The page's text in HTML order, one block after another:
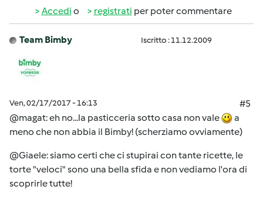
Accedi o registrati per poter commentare
Team Bimby Iscritto : 11.12.2009
Ven, 02/17/2017 - 16:13
#5
@magat: eh no...la pasticceria sotto casa non vale
a
meno che non abbia il Bimby! (scherziamo ovviamente)
@Giaele: siamo certi che ci stupirai con tante ricette, le
torte "veloci" sono una bella sfida e non vediamo l'ora di
scoprirle tutte!